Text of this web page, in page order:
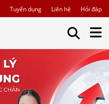
Tuyển dụng Liên hệ Hỏi đáp